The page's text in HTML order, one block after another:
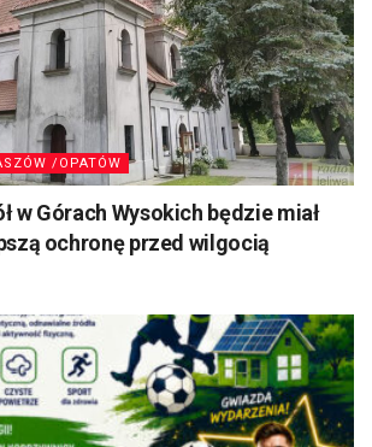
/OPATÓW
w Górach Wysokich będzie miał
ochronę przed wilgocią